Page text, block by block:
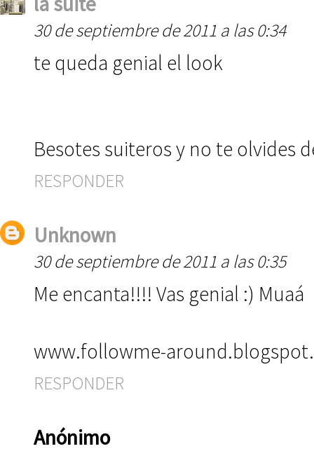
30 de septiembre de 2011 a las 0:34
te queda genial el look
Besotes suiteros y no te olvides
RESPONDER
Unknown
30 de septiembre de 2011 a las 0:35
Me encanta!!!! Vas genial :) Muaá
www.followme-
RESPONDER
Anónimo